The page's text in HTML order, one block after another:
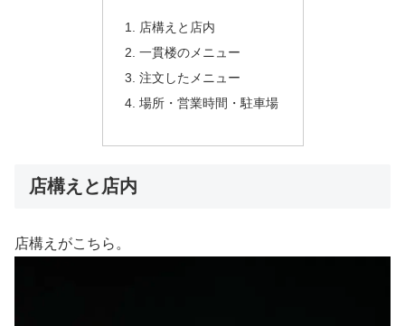
店構えと店内
一貫楼のメニュー
注文したメニュー
場所・営業時間・駐車場
店構えと店内
店構えがこちら。